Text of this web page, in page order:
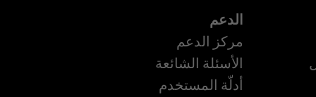
الدعم
مركز الدعم
الأسئلة الشائعة
أدلّة المستخدم